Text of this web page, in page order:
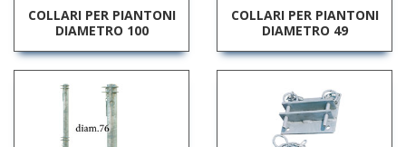
COLLARI PER PIANTONI
DIAMETRO 100
COLLARI PER PIANTONI
DIAMETRO 49